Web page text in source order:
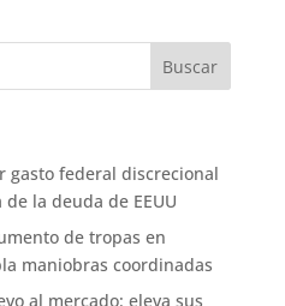
gasto federal discrecional
la deuda de EEUU
de tropas en
maniobras coordinadas
al mercado: eleva sus